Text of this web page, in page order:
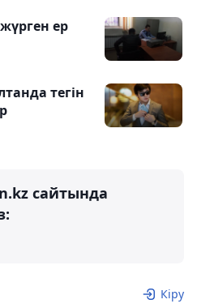
ер
тегін
сайтында
Кіру